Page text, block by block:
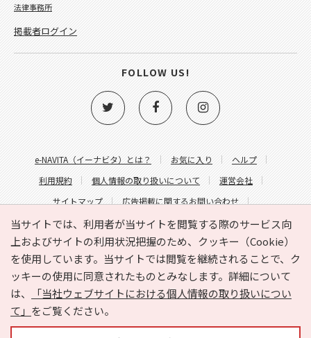
当サイトでは、利用者が当サイトを閲覧する際のサービス向
上およびサイトの利用状況把握のため、クッキー（Cookie）
を使用しています。当サイトでは閲覧を継続されることで、ク
ッキーの使用に同意されたものとみなします。詳細について
は、
「当社ウェブサイトにおける個人情報の取り扱いについ
て」 をご覧ください。
e-NAVITA（イーナビタ）とは？ お気に入り
ヘルプ
利用規約
個人情報の取り扱いについて
運営会社
サイトマップ
広告掲載に関するお問い合わせ
サイトの内容に関するお問い合わせ
法律事務所
掲載者ログイン
FOLLOW US!
Copyright © HYOJITO.Co.,Ltd. All Rights Reserved.